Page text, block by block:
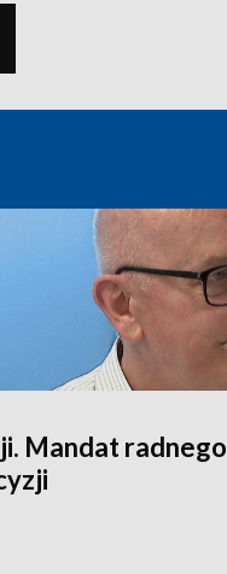
Mandat radnego